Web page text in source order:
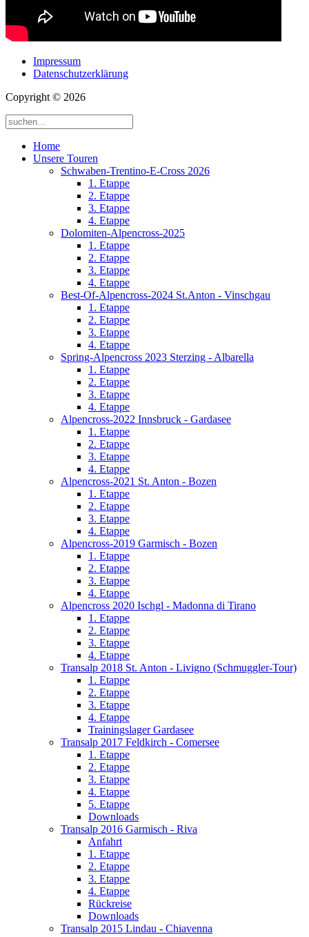
Impressum
Datenschutzerklärung
Copyright © 2026
Home
Unsere Touren
Schwaben-Trentino-E-Cross 2026
1. Etappe
2. Etappe
3. Etappe
4. Etappe
Dolomiten-Alpencross-2025
1. Etappe
2. Etappe
3. Etappe
4. Etappe
Best-Of-Alpencross-2024 St.Anton - Vinschgau
1. Etappe
2. Etappe
3. Etappe
4. Etappe
Spring-Alpencross 2023 Sterzing - Albarella
1. Etappe
2. Etappe
3. Etappe
4. Etappe
Alpencross-2022 Innsbruck - Gardasee
1. Etappe
2. Etappe
3. Etappe
4. Etappe
Alpencross-2021 St. Anton - Bozen
1. Etappe
2. Etappe
3. Etappe
4. Etappe
Alpencross-2019 Garmisch - Bozen
1. Etappe
2. Etappe
3. Etappe
4. Etappe
Alpencross 2020 Ischgl - Madonna di Tirano
1. Etappe
2. Etappe
3. Etappe
4. Etappe
Transalp 2018 St. Anton - Livigno (Schmuggler-Tour)
1. Etappe
2. Etappe
3. Etappe
4. Etappe
Trainingslager Gardasee
Transalp 2017 Feldkirch - Comersee
1. Etappe
2. Etappe
3. Etappe
4. Etappe
5. Etappe
Downloads
Transalp 2016 Garmisch - Riva
Anfahrt
1. Etappe
2. Etappe
3. Etappe
4. Etappe
Rückreise
Downloads
Transalp 2015 Lindau - Chiavenna